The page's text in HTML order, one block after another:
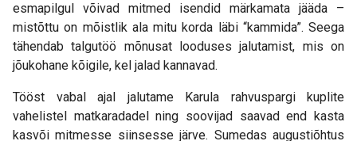
esmapilgul võivad mitmed isendid märkamata jääda –
mistõttu on mõistlik ala mitu korda läbi “kammida”. Seega
tähendab talgutöö mõnusat looduses jalutamist, mis on
jõukohane kõigile, kel jalad kannavad.
Tööst vabal ajal jalutame Karula rahvuspargi kuplite
vahelistel matkaradadel ning soovijad saavad end kasta
kasvõi mitmesse siinsesse järve. Sumedas augustiõhtus